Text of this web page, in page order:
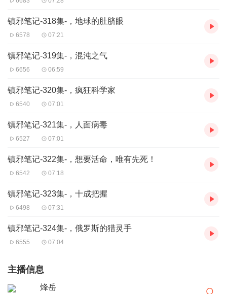
镇邪笔记-318集-，地球的肚脐眼
6578 07:21
镇邪笔记-319集-，混沌之气
6656 06:59
镇邪笔记-320集-，疯狂科学家
6540 07:01
镇邪笔记-321集-，人面病毒
6527 07:01
镇邪笔记-322集-，想要活命，唯有先死！
6542 07:18
镇邪笔记-323集-，十成把握
6498 07:31
镇邪笔记-324集-，俄罗斯的猎灵手
6555 07:04
主播信息
烽岳